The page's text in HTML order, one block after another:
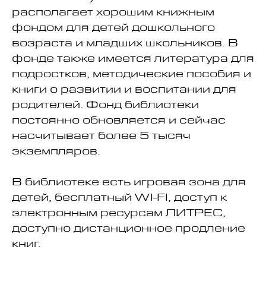
располагает хорошим книжным
фондом для детей дошкольного
возраста и младших школьников. В
фонде также имеется литература для
подростков, методические пособия и
книги о развитии и воспитании для
родителей. Фонд библиотеки
постоянно обновляется и сейчас
насчитывает более 5 тысяч
экземпляров.
В библиотеке есть игровая зона для
детей, бесплатный WI-FI, доступ к
электронным ресурсам ЛИТРЕС,
доступно дистанционное продление
книг.